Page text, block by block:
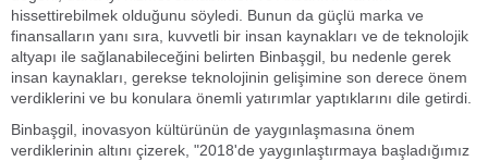
hissettirebilmek olduğunu söyledi. Bunun da güçlü marka ve
finansalların yanı sıra, kuvvetli bir insan kaynakları ve de teknolojik
altyapı ile sağlanabileceğini belirten Binbaşgil, bu nedenle gerek
insan kaynakları, gerekse teknolojinin gelişimine son derece önem
verdiklerini ve bu konulara önemli yatırımlar yaptıklarını dile getirdi.
Binbaşgil, inovasyon kültürünün de yaygınlaşmasına önem
verdiklerinin altını çizerek, "2018'de yaygınlaştırmaya başladığımız